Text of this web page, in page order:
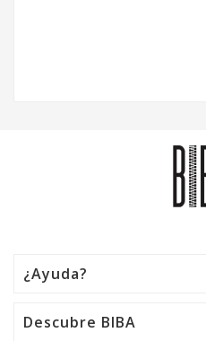
¿Ayuda?
Descubre BIBA